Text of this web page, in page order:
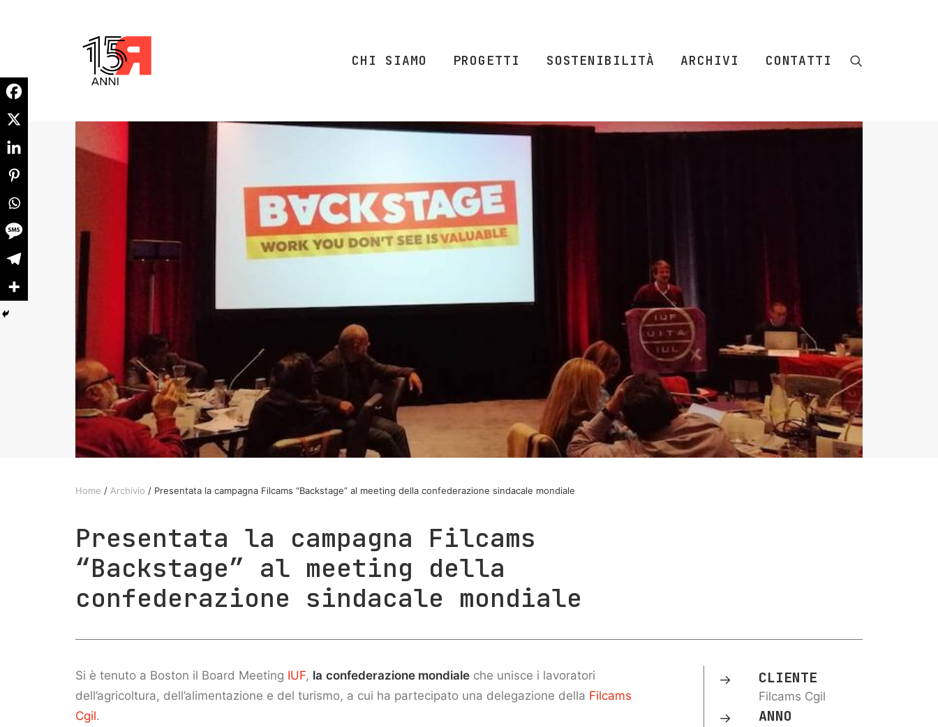
CHI SIAMO PROGETTI SOSTENIBILITÀ ARCHIVI CONTATTI
Home / Archivio / Presentata la campagna Filcams “Backstage” al meeting della confederazione sindacale mondiale
Presentata la campagna Filcams
“Backstage” al meeting della
confederazione sindacale mondiale
Si è tenuto a Boston il Board Meeting IUF, la confederazione mondiale che unisce i lavoratori
dell’agricoltura, dell’alimentazione e del turismo, a cui ha partecipato una delegazione della Filcams
Cgil.
CLIENTE
Filcams Cgil
ANNO